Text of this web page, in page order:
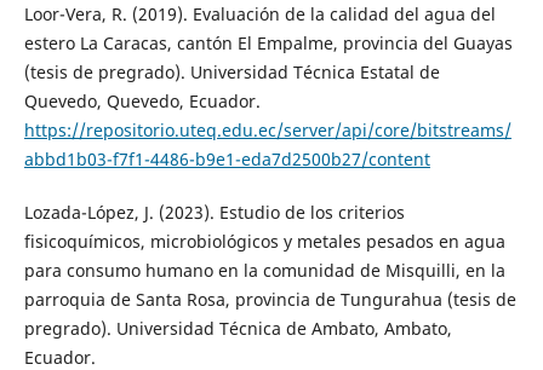
Loor-Vera, R. (2019). Evaluación de la calidad del agua del
estero La Caracas, cantón El Empalme, provincia del Guayas
(tesis de pregrado). Universidad Técnica Estatal de
Quevedo, Quevedo, Ecuador.
https://repositorio.uteq.edu.ec/server/api/core/bitstreams/
abbd1b03-f7f1-4486-b9e1-eda7d2500b27/content
Lozada-López, J. (2023). Estudio de los criterios
fisicoquímicos, microbiológicos y metales pesados en agua
para consumo humano en la comunidad de Misquilli, en la
parroquia de Santa Rosa, provincia de Tungurahua (tesis de
pregrado). Universidad Técnica de Ambato, Ambato,
Ecuador.